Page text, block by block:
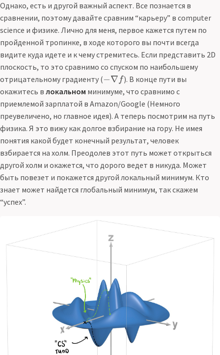
Однако, есть и другой важный аспект. Все познается в
сравнении, поэтому давайте сравним “карьеру” в computer
science и физике. Лично для меня, первое кажется путем по
пройденной тропинке, в ходе которого вы почти всегда
видите куда идете и к чему стремитесь. Если представить 2D
плоскость, то это сравнимо со спуском по наибольшему
отрицательному градиенту (−∇ f). В конце пути вы
окажитесь в локальном минимуме, что сравнимо с
приемлемой зарплатой в Amazon/Google (Немного
преувеличено, но главное идея). А теперь посмотрим на путь
физика. Я это вижу как долгое взбирание на гору. Не имея
понятия какой будет конечный результат, человек
взбирается на холм. Преодолев этот путь может открыться
другой холм и окажется, что дорого ведет в никуда. Может
быть повезет и покажется другой локальный минимум. Кто
знает может найдется глобальный минимум, так скажем
“успех”.